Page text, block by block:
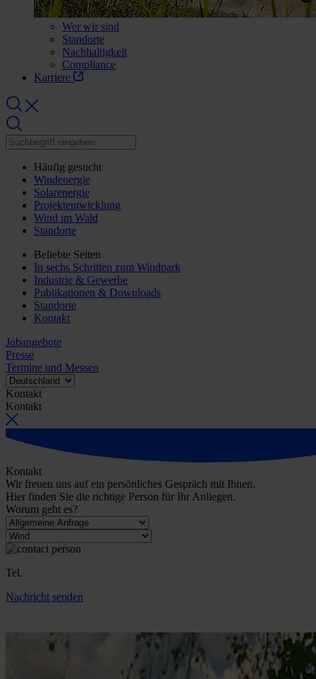
Wer wir sind
Standorte
Nachhaltigkeit
Compliance
Karriere
Häufig gesucht
Windenergie
Solarenergie
Projektentwicklung
Wind im Wald
Standorte
Beliebte Seiten
In sechs Schritten zum Windpark
Industrie & Gewerbe
Publikationen & Downloads
Standorte
Kontakt
Jobangebote
Presse
Termine und Messen
Kontakt
Kontakt
Kontakt
Wir freuen uns auf ein persönliches Gespräch mit Ihnen.
Hier finden Sie die richtige Person für Ihr Anliegen.
Worum geht es?
Tel.
Nachricht senden